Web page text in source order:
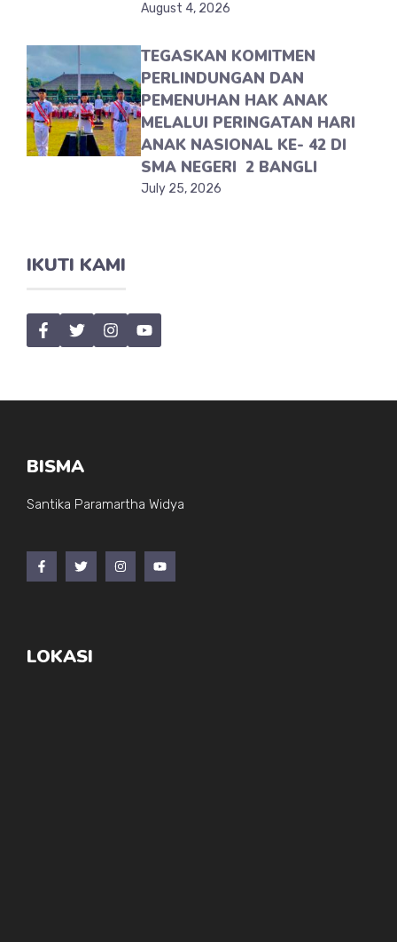
August 4, 2026
TEGASKAN KOMITMEN
PERLINDUNGAN DAN
PEMENUHAN HAK ANAK
MELALUI PERINGATAN HARI
ANAK NASIONAL KE- 42 DI
SMA NEGERI 2 BANGLI
July 25, 2026
IKUTI KAMI
BISMA
Santika Paramartha Widya
LOKASI